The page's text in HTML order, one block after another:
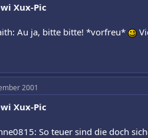
Xux-Pic
Au ja, bitte bitte! *vorfreu*
2001
Xux-Pic
So teuer sind die doch